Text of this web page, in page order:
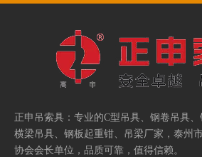
正申吊索具：专业的C型吊具、 钢卷吊具、
横梁吊具、 钢板起重钳、 吊梁厂家 ， 泰州
协会会长单位，品质可靠，值得信赖。